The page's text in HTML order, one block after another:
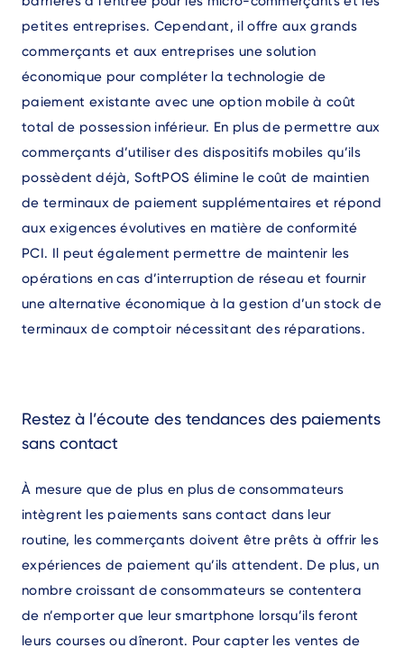
petites entreprises. Cependant, il offre aux grands
commerçants et aux entreprises une solution
économique pour compléter la technologie de
paiement existante avec une option mobile à coût
total de possession inférieur. En plus de permettre aux
commerçants d’utiliser des dispositifs mobiles qu’ils
possèdent déjà, SoftPOS élimine le coût de maintien
de terminaux de paiement supplémentaires et répond
aux exigences évolutives en matière de conformité
PCI. Il peut également permettre de maintenir les
opérations en cas d’interruption de réseau et fournir
une alternative économique à la gestion d’un stock de
terminaux de comptoir nécessitant des réparations.
Restez à l’écoute des tendances des paiements
sans contact
À mesure que de plus en plus de consommateurs
intègrent les paiements sans contact dans leur
routine, les commerçants doivent être prêts à offrir les
expériences de paiement qu’ils attendent. De plus, un
nombre croissant de consommateurs se contentera
de n’emporter que leur smartphone lorsqu’ils feront
leurs courses ou dîneront. Pour capter les ventes de